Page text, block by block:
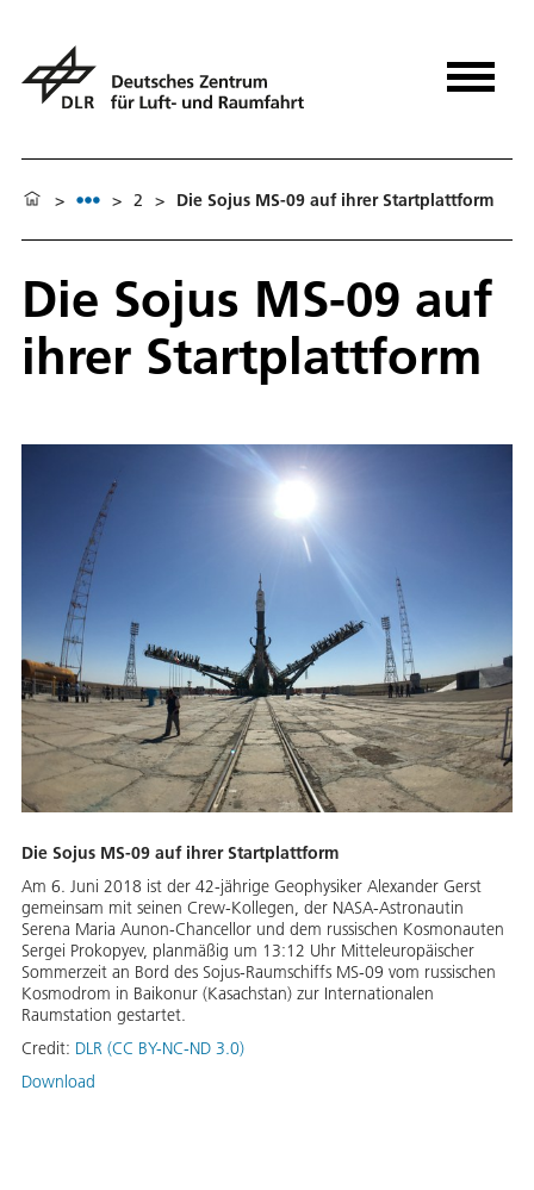
> > 2 > Die Sojus MS-09 auf ihrer Startplattform
Die Sojus MS-09 auf
ihrer Startplattform
Die Sojus MS-09 auf ihrer Startplattform
Am 6. Juni 2018 ist der 42-jährige Geophysiker Alexander Gerst
gemeinsam mit seinen Crew-Kollegen, der NASA-Astronautin
Serena Maria Aunon-Chancellor und dem russischen Kosmonauten
Sergei Prokopyev, planmäßig um 13:12 Uhr Mitteleuropäischer
Sommerzeit an Bord des Sojus-Raumschiffs MS-09 vom russischen
Kosmodrom in Baikonur (Kasachstan) zur Internationalen
Raumstation gestartet.
Credit: DLR (CC BY-NC-ND 3.0)
Download